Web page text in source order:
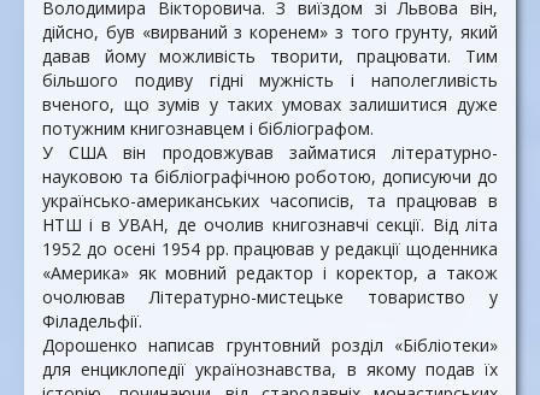
Володимира Вікторовича. З виїздом зі Львова він,
дійсно, був «вирваний з коренем» з того грунту, який
давав йому можливість творити, працювати. Тим
більшого подиву гідні мужність і наполегливість
вченого, що зумів у таких умовах залишитися дуже
потужним книгознавцем і бібліографом.
У США він продовжував займатися літературно-
науковою та бібліографічною роботою, дописуючи до
українсько-американських часописів, та працював в
НТШ і в УВАН, де очолив книгознавчі секції. Від літа
1952 до осені 1954 рр. працював у редакції щоденника
«Америка» як мовний редактор і коректор, а також
очолював Літературно-мистецьке товариство у
Філадельфії.
Дорошенко написав грунтовний розділ «Бібліотеки»
для енциклопедії українознавства, в якому подав їх